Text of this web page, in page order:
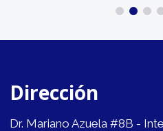
Dirección
Dr. Mariano Azuela #8B -